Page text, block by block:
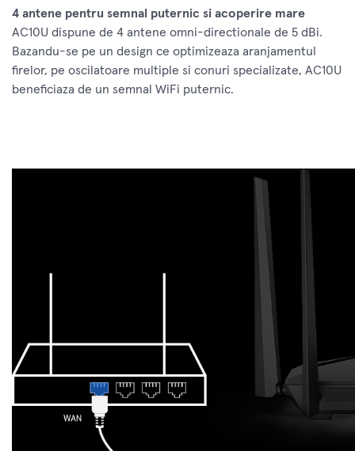
4 antene pentru semnal puternic si acoperire mare
AC10U dispune de 4 antene omni-directionale de 5 dBi.
Bazandu-se pe un design ce optimizeaza aranjamentul
firelor, pe oscilatoare multiple si conuri specializate, AC10U
beneficiaza de un semnal WiFi puternic.